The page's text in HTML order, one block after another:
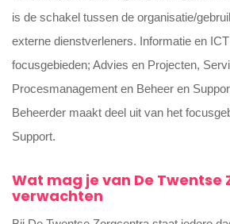
is de schakel tussen de organisatie/
externe dienstverleners. Informatie en
focusgebieden; Advies en Projecten,
Procesmanagement en Beheer en
Beheerder maakt deel uit van het
Support.
Wat mag je van De Twentse
verwachten